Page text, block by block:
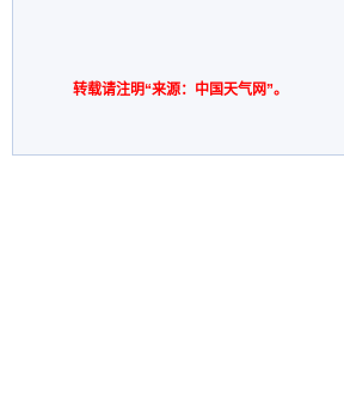
转载请注明“来源：中国天气网”。